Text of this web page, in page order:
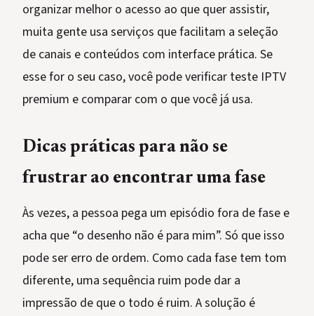
organizar melhor o acesso ao que quer assistir,
muita gente usa serviços que facilitam a seleção
de canais e conteúdos com interface prática. Se
esse for o seu caso, você pode verificar teste IPTV
premium e comparar com o que você já usa.
Dicas práticas para não se
frustrar ao encontrar uma fase
Às vezes, a pessoa pega um episódio fora de fase e
acha que “o desenho não é para mim”. Só que isso
pode ser erro de ordem. Como cada fase tem tom
diferente, uma sequência ruim pode dar a
impressão de que o todo é ruim. A solução é